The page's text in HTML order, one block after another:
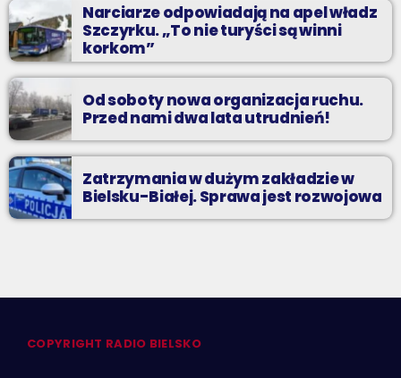
Narciarze odpowiadają na apel władz
Szczyrku. „To nie turyści są winni
korkom”
Od soboty nowa organizacja ruchu.
Przed nami dwa lata utrudnień!
Zatrzymania w dużym zakładzie w
Bielsku-Białej. Sprawa jest rozwojowa
COPYRIGHT RADIO BIELSKO